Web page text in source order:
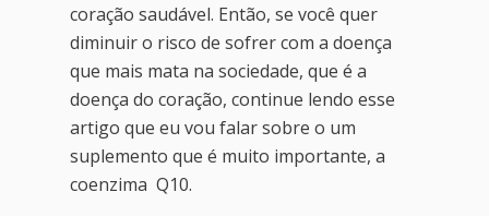
coração saudável. Então, se você quer
diminuir o risco de sofrer com a doença
que mais mata na sociedade, que é a
doença do coração, continue lendo esse
artigo que eu vou falar sobre o um
suplemento que é muito importante, a
coenzima Q10.